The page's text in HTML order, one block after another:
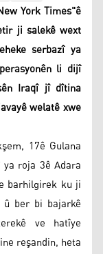
York Times"ê
ji salekê wext
serbazî ya
li dijî
Iraqî jî dîtina
welatê xwe
17ê Gulana
roja 3ê Adara
barhilgirek ku ji
ber bi bajarkê
ve hatîye
reşandin, heta